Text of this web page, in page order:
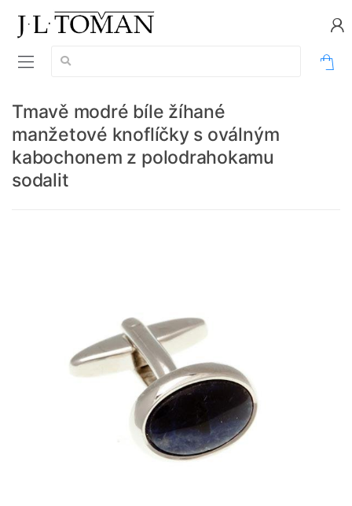
Vyhledávání:
Tmavě modré bíle žíhané
manžetové knoflíčky s oválným
kabochonem z polodrahokamu
sodalit